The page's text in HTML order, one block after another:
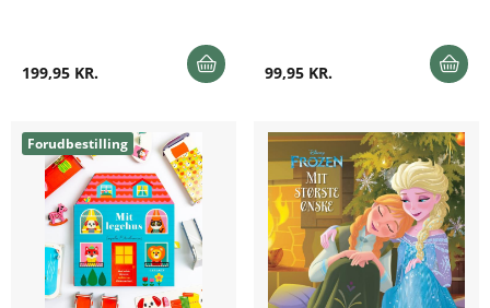
199,95 KR. 99,95 KR.
Forudbestilling